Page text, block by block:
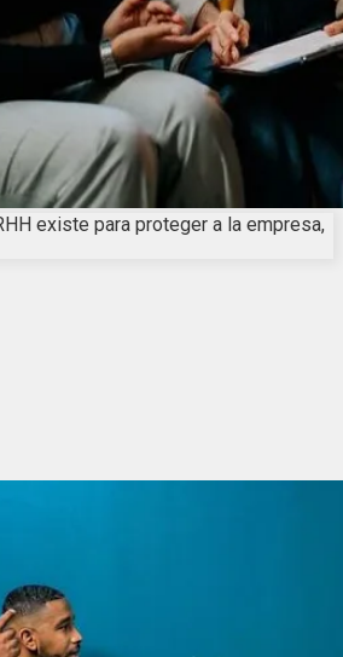
existe para proteger a la empresa,